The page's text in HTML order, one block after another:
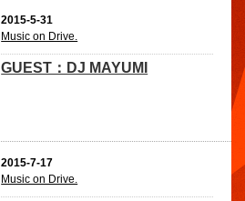
2015-5-31
Music on Drive.
GUEST：DJ MAYUMI
2015-7-17
Music on Drive.